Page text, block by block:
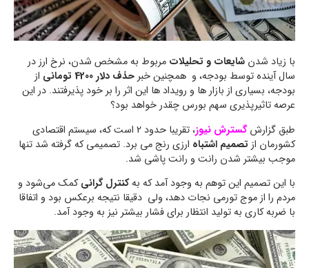
با زیاد شدن شایعات و تحلیلات مربوط به مشخص شدن، نرخ ارز در
سال آینده توسط بودجه، و همچنین خبرحذف دلار 4200 تومانی
از
بودجه، بسیاری از بازار ها و رویداد ها این اثر را بر خود پذیرفتند. در این
عرصه تاثیرپذیری سهم بورس چقدر خواهد بود؟
طبق گزارشگسترش نیوز
، تقریبا حدود 2 است که، سیستم اقتصادی
کشورمان از تصمیم اشتباه ارزی رنج می برد. تصمیمی که گرفته شد تنها
موجب بیشتر شدن رانت و رانت پاشی شد.
با این تصمیم این توهم به وجود آمد که بهکنترل گرانیکمک می‌شود و
مردم را از موج تورمی نجات دهد، ولی دقیقا نتیجه برعکس بود و اتفاقا
با ضربه کاری به تولید انتظار برای فشار بیشتر نیز به وجود آمد.